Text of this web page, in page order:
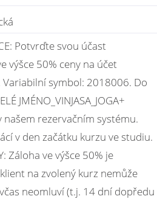
Potvrďte svou účast
výšce 50% ceny na účet
symbol: 2018006. Do
JMÉNO_VINJASA_JOGA+
rezervačním systému.
v den začátku kurzu ve studiu.
Záloha ve výšce 50% je
na zvolený kurz nemůže
neomluví (t.j. 14 dní dopředu